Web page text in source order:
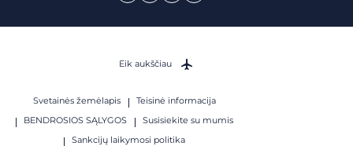
Svetainės žemėlapis
Teisinė informacija
BENDROSIOS SĄLYGOS
Susisiekite su mumis
Sankcijų laikymosi politika
Eik aukščiau